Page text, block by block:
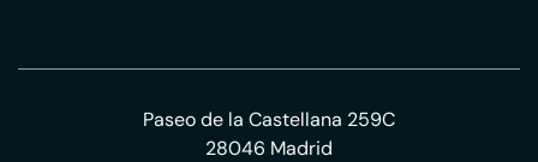
Paseo de la Castellana 259C
28046 Madrid